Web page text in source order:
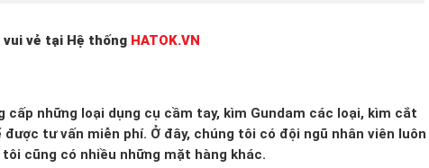
vui vẻ tại Hệ thống HATOK.VN
cấp những loại dụng cụ cầm tay, kìm Gundam các loại, kìm cắt
tư vấn miễn phí. Ở đây, chúng tôi có đội ngũ nhân viên luôn
cũng có nhiều những mặt hàng khác.